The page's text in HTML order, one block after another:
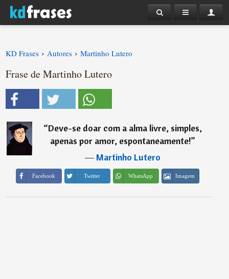
KD Frases › Autores › Martinho Lutero
Frase de Martinho Lutero
“Deve-se doar com a alma livre, simples,
apenas por amor, espontaneamente!”
―Martinho Lutero
Facebook Twitter WhatsApp Imagem